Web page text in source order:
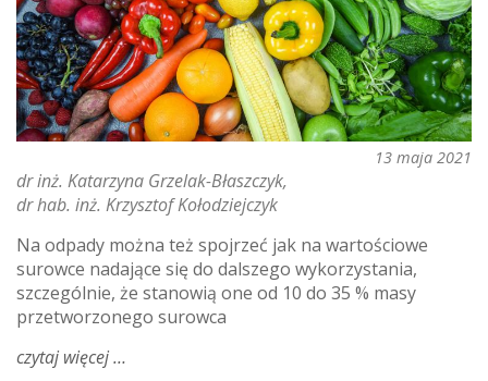
13 maja 2021
dr inż. Katarzyna Grzelak-Błaszczyk
dr hab. inż. Krzysztof Kołodziejczyk
Na odpady można też spojrzeć jak na wartościowe
surowce nadające się do dalszego wykorzystania,
szczególnie, że stanowią one od 10 do 35 % masy
przetworzonego surowca
czytaj więcejo